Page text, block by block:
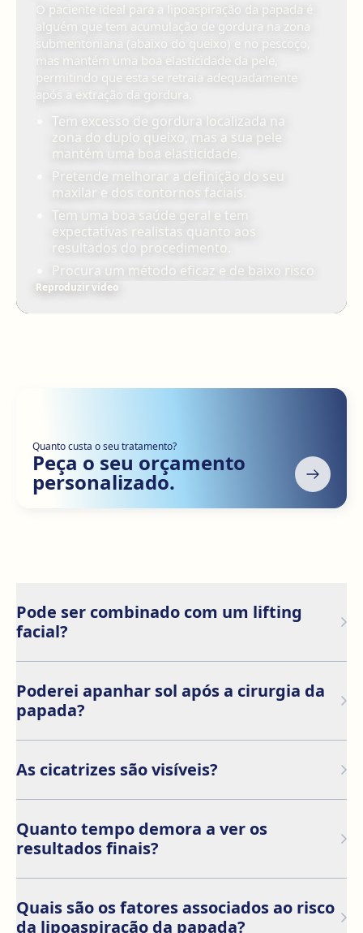
O paciente ideal para a lipoaspiração da papada é
alguém que tem acumulação de gordura na zona
submentoniana (abaixo do queixo) e no pescoço,
mas mantém uma boa elasticidade da pele,
permitindo que esta se retraia adequadamente
após a extração da gordura.
Tem excesso de gordura localizada na
zona do duplo queixo, mas a sua pele
mantém uma boa elasticidade.
Pretende melhorar a definição do seu
maxilar e dos contornos faciais.
Tem uma boa saúde geral e tem
expectativas realistas quanto aos
resultados do procedimento.
Procura um método eficaz e de baixo risco
para eliminar o seu duplo queixo.
Reproduzir vídeo
Quanto custa o seu tratamento?
Peça o seu orçamento
personalizado.
Pode ser combinado com um lifting
facial?
pode ser necessário acompanhar este procedimento
com um lifting facial.
Poderei apanhar sol após a cirurgia da
papada?
apanhar sol nas primeiras semanas.
As cicatrizes são visíveis?
pelo que a cicatriz é geralmente mínima e
impercetível.
Quanto tempo demora a ver os
resultados finais?
a cirurgia, os resultados finais podem demorar três a
seis meses a serem totalmente apreciados, depois de
Quais são os fatores associados ao risco
da lipoaspiração da papada?